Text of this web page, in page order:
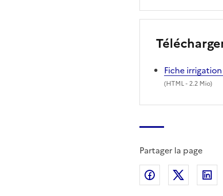
Fiche
(HTML- 2.2 Mio)
Partager la page
Partager sur